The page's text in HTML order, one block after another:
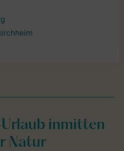
Urlaub inmitten
Natur